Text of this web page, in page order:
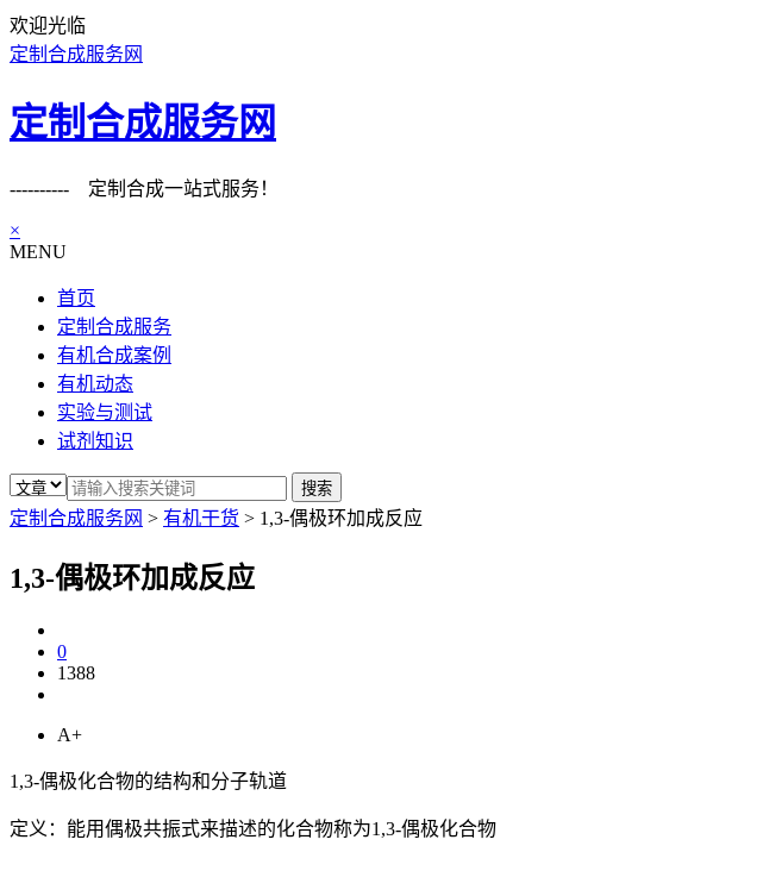
欢迎光临
定制合成服务网
定制合成服务网
---------- 定制合成一站式服务！
×
MENU
首页
定制合成服务
有机合成案例
有机动态
实验与测试
试剂知识
定制合成服务网 > 有机干货 > 1,3-偶极环加成反应
1,3-偶极环加成反应
0
1388
A+
1,3-偶极化合物的结构和分子轨道
定义：能用偶极共振式来描述的化合物称为1,3-偶极化合物